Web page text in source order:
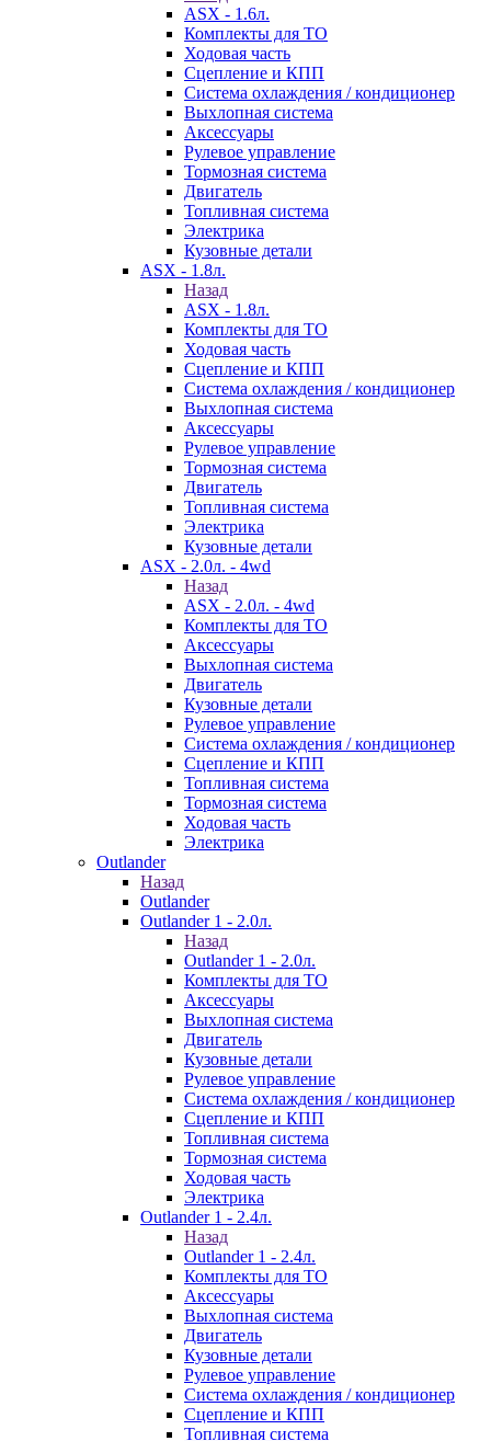
ASX - 1.6л.
Комплекты для ТО
Ходовая часть
Сцепление и КПП
Система охлаждения / кондиционер
Выхлопная система
Аксессуары
Рулевое управление
Тормозная система
Двигатель
Топливная система
Электрика
Кузовные детали
ASX - 1.8л.
Назад
ASX - 1.8л.
Комплекты для ТО
Ходовая часть
Сцепление и КПП
Система охлаждения / кондиционер
Выхлопная система
Аксессуары
Рулевое управление
Тормозная система
Двигатель
Топливная система
Электрика
Кузовные детали
ASX - 2.0л. - 4wd
Назад
ASX - 2.0л. - 4wd
Комплекты для ТО
Аксессуары
Выхлопная система
Двигатель
Кузовные детали
Рулевое управление
Система охлаждения / кондиционер
Сцепление и КПП
Топливная система
Тормозная система
Ходовая часть
Электрика
Outlander
Назад
Outlander
Outlander 1 - 2.0л.
Назад
Outlander 1 - 2.0л.
Комплекты для ТО
Аксессуары
Выхлопная система
Двигатель
Кузовные детали
Рулевое управление
Система охлаждения / кондиционер
Сцепление и КПП
Топливная система
Тормозная система
Ходовая часть
Электрика
Outlander 1 - 2.4л.
Назад
Outlander 1 - 2.4л.
Комплекты для ТО
Аксессуары
Выхлопная система
Двигатель
Кузовные детали
Рулевое управление
Система охлаждения / кондиционер
Сцепление и КПП
Топливная система